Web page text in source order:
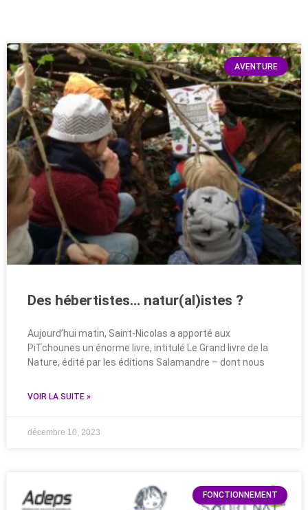
S'entraîner ensemble, c'est s'entraider :
les forces des un·e·s, l'énergie des
autres, font qu'on grandit en puissance(s)
et en générosité.
AVENTURE
Des hébertistes… natur(al)istes ?
Aujourd’hui matin, Saint-Nicolas a apporté aux
PiTchounes un énorme livre, intitulé Le Grand livre de la
Nature, édité par les éditions Salamandre – dont nous
VOIR LA SUITE »
décembre 10, 2023
FONCTIONNEMENT